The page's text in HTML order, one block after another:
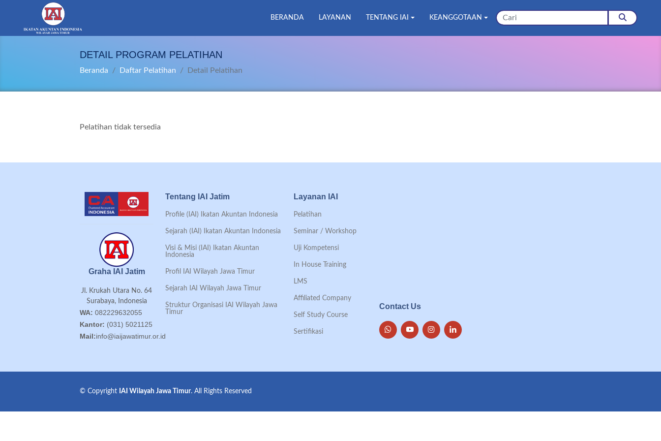
BERANDA LAYANAN TENTANG IAI KEANGGOTAAN
DETAIL PROGRAM PELATIHAN
Beranda Daftar Pelatihan Detail Pelatihan
Pelatihan tidak tersedia
Graha IAI Jatim
Jl. Krukah Utara No. 64
Surabaya, Indonesia
WA: 082229632055
Kantor: (031) 5021125
Mail:info@iaijawatimur.or.id
Tentang IAI Jatim
Profile (IAI) Ikatan Akuntan Indonesia
Sejarah (IAI) Ikatan Akuntan Indonesia
Visi & Misi (IAI) Ikatan Akuntan
Indonesia
Profil IAI Wilayah Jawa Timur
Sejarah IAI Wilayah Jawa Timur
Struktur Organisasi IAI Wilayah Jawa
Timur
Layanan IAI
Pelatihan
Seminar / Workshop
Uji Kompetensi
In House Training
LMS
Affiliated Company
Self Study Course
Sertifikasi
Contact Us
© Copyright IAI Wilayah Jawa Timur. All Rights Reserved